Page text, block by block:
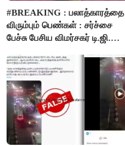
#BREAKING : பலாத்காரத்தை
விரும்பும் பெண்கள் : சர்ச்சை
பேச்சு பேசிய விமர்சகர் டி.ஜி.